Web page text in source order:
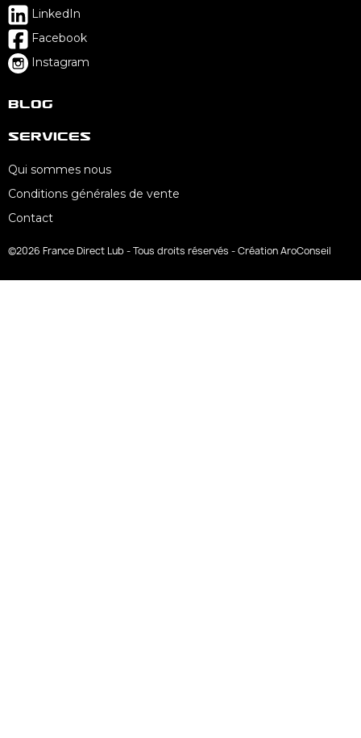
LinkedIn
Facebook
Instagram
Blog
Services
Qui sommes nous
Conditions générales de vente
Contact
©2026 France Direct Lub - Tous droits réservés - Création AroConseil